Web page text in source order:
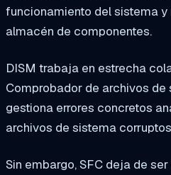
funcionamiento del sistema
almacén de componentes.
DISM trabaja en estrecha
Comprobador de archivos de
gestiona errores concretos
archivos de sistema
Sin embargo, SFC deja de